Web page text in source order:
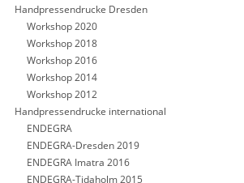
Handpressendrucke Dresden
Workshop 2020
Workshop 2018
Workshop 2016
Workshop 2014
Workshop 2012
Handpressendrucke international
ENDEGRA
ENDEGRA-Dresden 2019
ENDEGRA Imatra 2016
ENDEGRA-Tidaholm 2015